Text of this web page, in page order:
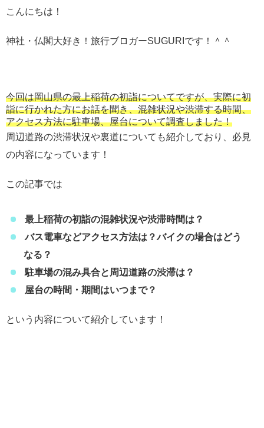
こんにちは！
神社・仏閣大好き！旅行ブロガーSUGURIです！＾＾
今回は岡山県の最上稲荷の初詣についてですが、実際に初
詣に行かれた方にお話を聞き、混雑状況や渋滞する時間、
アクセス方法に駐車場、屋台について調査しました！
周辺道路の渋滞状況や裏道についても紹介しており、必見
の内容になっています！
この記事では
最上稲荷の初詣の混雑状況や渋滞時間は？
バス電車などアクセス方法は？バイクの場合はどう
なる？
駐車場の混み具合と周辺道路の渋滞は？
屋台の時間・期間はいつまで？
という内容について紹介しています！